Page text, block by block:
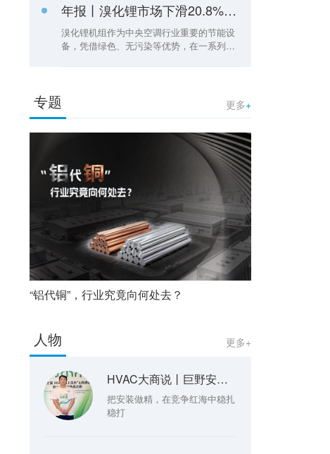
年报丨溴化锂市场下滑20.8%，荏原持续领跑
溴化锂机组作为中央空调行业重要的节能设
备，凭借绿色、无污染等优势，在一系列政
专题 更多+
“铝代铜”，行业究竟向何处去？
人物 更多+
HVAC大商说丨巨野安信张元鲁：把安装做精，在竞争红海中稳扎稳打
把安装做精，在竞争红海中稳扎
稳打